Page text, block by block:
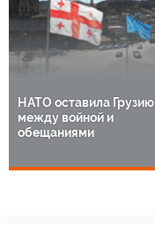
НАТО оставила Грузию
между войной и
обещаниями